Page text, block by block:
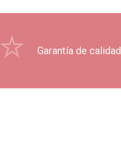
Garantía de calidad